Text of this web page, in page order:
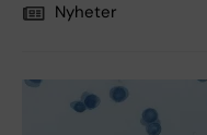
Nyheter